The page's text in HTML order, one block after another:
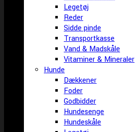
Legetøj
Reder
Sidde pinde
Transportkasse
Vand & Madskåle
Vitaminer & Mineraler
Hunde
Dækkener
Foder
Godbidder
Hundesenge
Hundeskåle